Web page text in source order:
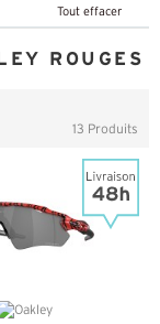
Tout effacer
ROUGES
13 Produits